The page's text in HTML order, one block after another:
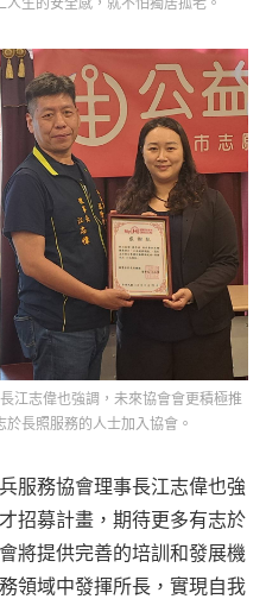
江志偉也強調，未來協會會更積極推
長照服務的人士加入協會。
服務協會理事長江志偉也強
招募計畫，期待更多有志於
將提供完善的培訓和發展機
領域中發揮所長，實現自我